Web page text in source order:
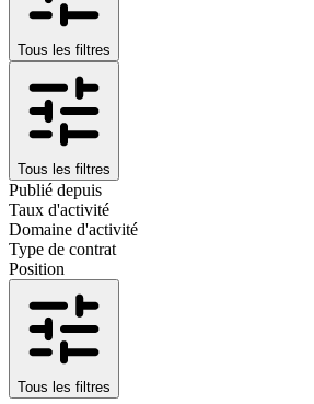
Tous les filtres
Tous les filtres
Publié depuis
Taux d'activité
Domaine d'activité
Type de contrat
Position
Tous les filtres